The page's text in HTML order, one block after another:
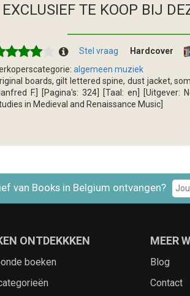
EXCLUSIEF TE KOOP BIJ
Stel vraag Hardcover
algemeen muziek
boards, gilt lettered spine, dust jacket,
F.] [Pagina's: 324] [Taal: en] [Uitgever:
in Medieval and Renaissance Music]
van Books in Belgium ontvangen?
ONTDEKKKEN
boeken
MEER
Blog
Contact